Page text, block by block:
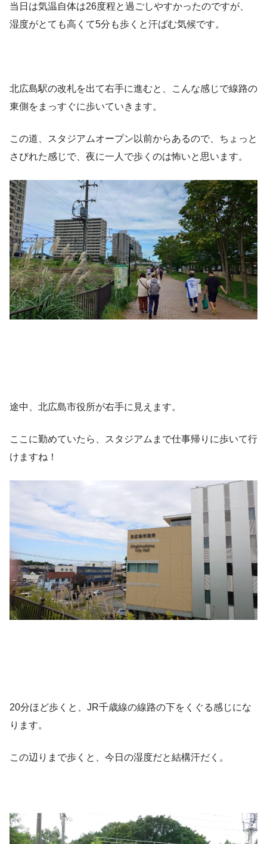
当日は気温自体は26度程と過ごしやすかったのですが、
湿度がとても高くて5分も歩くと汗ばむ気候です。
北広島駅の改札を出て右手に進むと、こんな感じで線路の
東側をまっすぐに歩いていきます。
この道、スタジアムオープン以前からあるので、ちょっと
さびれた感じで、夜に一人で歩くのは怖いと思います。
途中、北広島市役所が右手に見えます。
ここに勤めていたら、スタジアムまで仕事帰りに歩いて行
けますね！
20分ほど歩くと、JR千歳線の線路の下をくぐる感じにな
ります。
この辺りまで歩くと、今日の湿度だと結構汗だく。